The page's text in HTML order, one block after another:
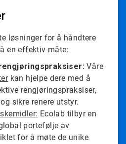
løsninger for å håndtere
en effektiv måte:
Våre
kan hjelpe dere med å
rengjøringspraksiser,
sikre renere utstyr.
Ecolab tilbyr en
portefølje av
for å møte de unike